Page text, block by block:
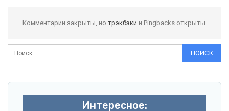
Комментарии закрыты, но трэкбэки и Pingbacks открыты.
Интересное: